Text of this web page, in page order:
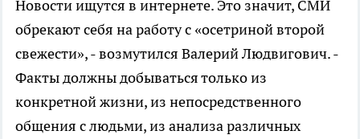
Новости ищутся в интернете. Это значит, СМИ
обрекают себя на работу с «осетриной второй
свежести», - возмутился Валерий Людвигович. -
Факты должны добываться только из
конкретной жизни, из непосредственного
общения с людьми, из анализа различных